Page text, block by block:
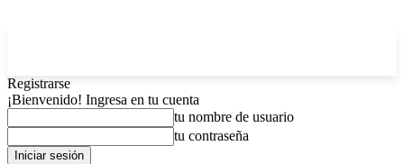
Registrarse
¡Bienvenido! Ingresa en tu cuenta
tu nombre de usuario
tu contraseña